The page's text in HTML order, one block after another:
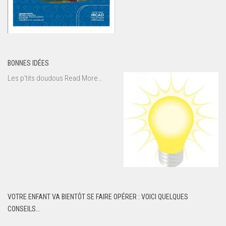
BONNES IDÉES
Les p’tits doudous Read More…
VOTRE ENFANT VA BIENTÔT SE FAIRE OPÉRER : VOICI QUELQUES
CONSEILS…